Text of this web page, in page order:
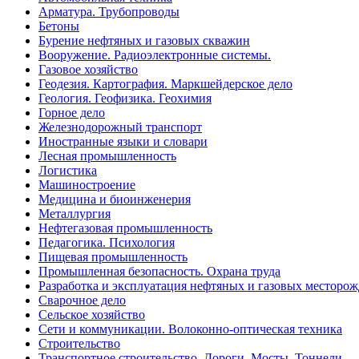
Арматура. Трубопроводы
Бетоны
Бурение нефтяных и газовых скважин
Вооружение. Радиоэлектронные системы.
Газовое хозяйство
Геодезия. Картография. Маркшейдерское дело
Геология. Геофизика. Геохимия
Горное дело
Железнодорожный транспорт
Иностранные языки и словари
Лесная промышленность
Логистика
Машиностроение
Медицина и биоинженерия
Металлургия
Нефтегазовая промышленность
Педагогика. Психология
Пищевая промышленность
Промышленная безопасность. Охрана труда
Разработка и эксплуатация нефтяных и газовых
Сварочное дело
Сельское хозяйство
Сети и коммуникации. Волоконно-оптическая техника
Строительство